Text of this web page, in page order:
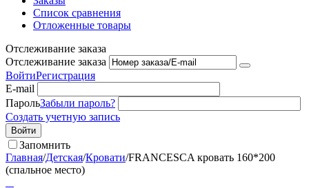
Список сравнения
Отложенные товары
Отслеживание заказа
Отслеживание заказа
ВойтиРегистрация
E-mail
ПарольЗабыли пароль?
Создать учетную запись
Войти
Запомнить
Главная/Детская/Кровати/FRANCESCA кровать 160*200
(спальное место)